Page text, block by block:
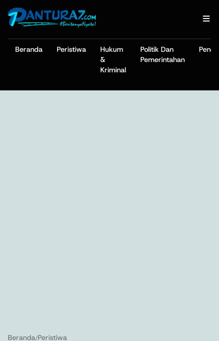
Beranda Peristiwa
Hukum
&
Kriminal
Politik Dan
Pemerintahan
Beranda/Peristiwa